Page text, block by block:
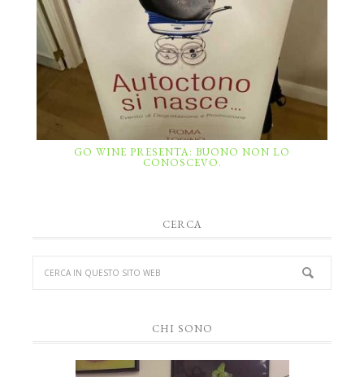
GO WINE PRESENTA: BUONO NON LO
CONOSCEVO.
CERCA
CHI SONO